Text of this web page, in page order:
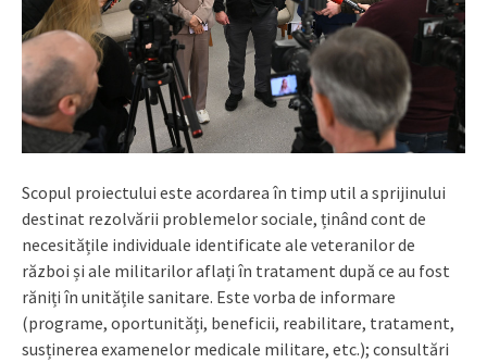
Scopul proiectului este acordarea în timp util a sprijinului
destinat rezolvării problemelor sociale, ținând cont de
necesitățile individuale identificate ale veteranilor de
război și ale militarilor aflați în tratament după ce au fost
răniți în unitățile sanitare. Este vorba de informare
(programe, oportunități, beneficii, reabilitare, tratament,
susținerea examenelor medicale militare, etc.); consultări